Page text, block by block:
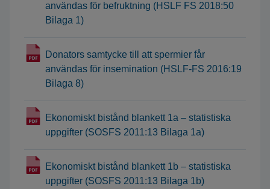
användas för befruktning (HSLF FS 2018:50
Bilaga 1)
Donators samtycke till att spermier får
användas för insemination (HSLF-FS 2016:19
Bilaga 8)
Ekonomiskt bistånd blankett 1a – statistiska
uppgifter (SOSFS 2011:13 Bilaga 1a)
Ekonomiskt bistånd blankett 1b – statistiska
uppgifter (SOSFS 2011:13 Bilaga 1b)